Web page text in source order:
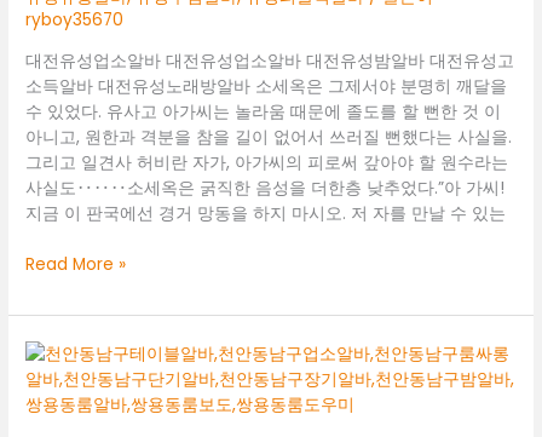
ryboy35670
대전유성업소알바 대전유성업소알바 대전유성밤알바 대전유성고
소득알바 대전유성노래방알바 소세옥은 그제서야 분명히 깨달을
수 있었다. 유사고 아가씨는 놀라움 때문에 졸도를 할 뻔한 것 이
아니고, 원한과 격분을 참을 길이 없어서 쓰러질 뻔했다는 사실을.
그리고 일견사 허비란 자가, 아가씨의 피로써 갚아야 할 원수라는
사실도‥‥‥소세옥은 굵직한 음성을 더한층 낮추었다.”아 가씨!
지금 이 판국에선 경거 망동을 하지 마시오. 저 자를 만날 수 있는
대
유
성
업
소
알
Read More »